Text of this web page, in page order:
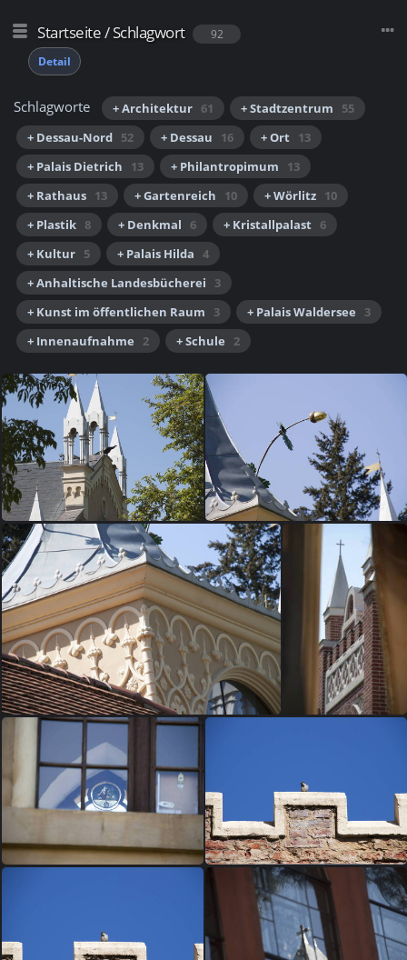
Startseite/Schlagwort
92
Detail
Schlagworte + Architektur 61 + Stadtzentrum
55
+ Dessau-Nord 52 + Dessau 16 + Ort 13
+ Palais Dietrich
13 + Philantropimum
13
+ Rathaus 13 + Gartenreich 10 + Wörlitz 10
+ Plastik 8 + Denkmal 6 + Kristallpalast 6
+ Kultur 5 + Palais Hilda 4
+ Anhaltische Landesbücherei
3
+ Kunst im öffentlichen Raum
3 + Palais Waldersee
3
+ Innenaufnahme
2 + Schule 2